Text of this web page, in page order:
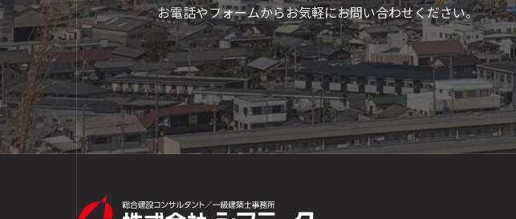
お電話やフォームからお気軽にお問い合わせください。